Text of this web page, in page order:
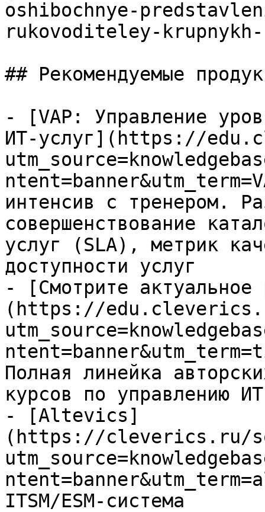
oshibochnye-
rukovoditeley-
## Рекомендуемые
- [VAP: Управление
ИТ-услуг](https://
интенсив с тренером.
совершенствование
услуг (SLA), метрик
доступности услуг
- [Смотрите актуальное
(https://
Полная линейка
курсов по управлению ИТ
- [Altevics]
(https://cleverics.ru/
ITSM/ESM-система